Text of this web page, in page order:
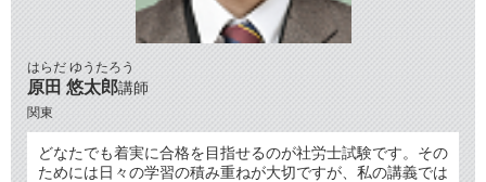
はらだ ゆうたろう
原田 悠太郎講師
関東
どなたでも着実に合格を目指せるのが社労士試験です。その
ためには日々の学習の積み重ねが大切ですが、私の講義では